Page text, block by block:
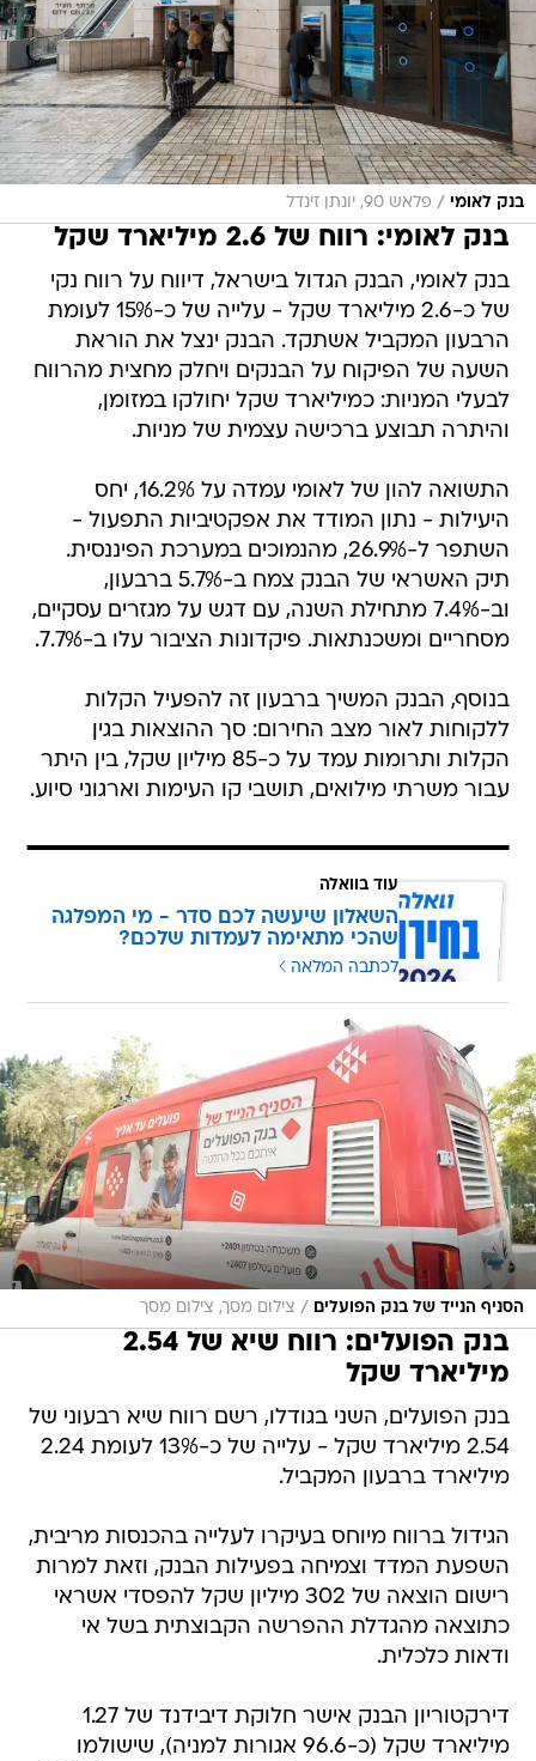
בנק לאומי / פלאש 90, יונתן זינדל
בנק לאומי: רווח של 2.6 מיליארד שקל
בנק לאומי, הבנק הגדול בישראל, דיווח על רווח נקי
של כ-2.6 מיליארד שקל - עלייה של כ-15% לעומת
הרבעון המקביל אשתקד. הבנק ינצל את הוראת
השעה של הפיקוח על הבנקים ויחלק מחצית מהרווח
לבעלי המניות: כמיליארד שקל יחולקו במזומן,
והיתרה תבוצע ברכישה עצמית של מניות.
התשואה להון של לאומי עמדה על 16.2%, יחס
היעילות - נתון המודד את אפקטיביות התפעול -
השתפר ל-26.9%, מהנמוכים במערכת הפיננסית.
תיק האשראי של הבנק צמח ב-5.7% ברבעון,
וב-7.4% מתחילת השנה, עם דגש על מגזרים עסקיים,
מסחריים ומשכנתאות. פיקדונות הציבור עלו ב-7.7%.
בנוסף, הבנק המשיך ברבעון זה להפעיל הקלות
ללקוחות לאור מצב החירום: סך ההוצאות בגין
הקלות ותרומות עמד על כ-85 מיליון שקל, בין היתר
עבור משרתי מילואים, תושבי קו העימות וארגוני סיוע.
עוד בוואלה
השאלון שיעשה לכם סדר - מי המפלגה
שהכי מתאימה לעמדות שלכם?
לכתבה המלאה
הסניף הנייד של בנק הפועלים / צילום מסך, צילום מסך
בנק הפועלים: רווח שיא של 2.54
מיליארד שקל
בנק הפועלים, השני בגודלו, רשם רווח שיא רבעוני של
2.54 מיליארד שקל - עלייה של כ-13% לעומת 2.24
מיליארד ברבעון המקביל.
הגידול ברווח מיוחס בעיקרו לעלייה בהכנסות מריבית,
השפעת המדד וצמיחה בפעילות הבנק, וזאת למרות
רישום הוצאה של 302 מיליון שקל להפסדי אשראי
כתוצאה מהגדלת ההפרשה הקבוצתית בשל אי
ודאות כלכלית.
דירקטוריון הבנק אישר חלוקת דיבידנד של 1.27
מיליארד שקל (כ-96.6 אגורות למניה), שישולמו